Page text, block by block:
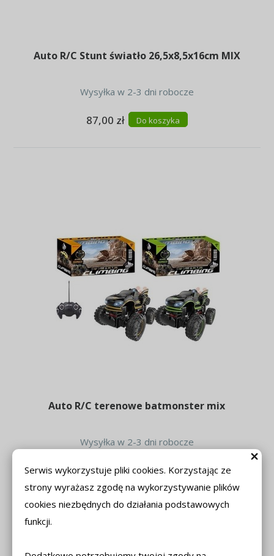
Serwis wykorzystuje pliki cookies. Korzystając ze
strony wyrażasz zgodę na wykorzystywanie plików
cookies niezbędnych do działania podstawowych
funkcji.
Auto R/C Stunt światło 26,5x8,5x16cm MIX
Wysyłka w 2-3 dni robocze
87,00 zł Do koszyka
Auto R/C terenowe batmonster mix
Wysyłka w 2-3 dni robocze
120,00 zł Do koszyka